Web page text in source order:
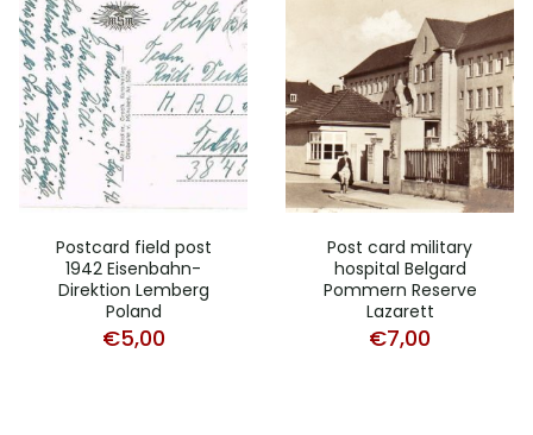
Postcard field post
1942 Eisenbahn-
Direktion Lemberg
Poland
€5,00
Post card military
hospital Belgard
Pommern Reserve
Lazarett
€7,00